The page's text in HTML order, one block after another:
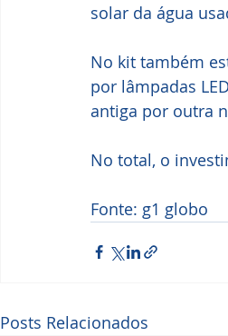
solar da água
No kit também
por lâmpadas
antiga por outra
No total, o
Fonte: g1 globo
Posts Relacionados